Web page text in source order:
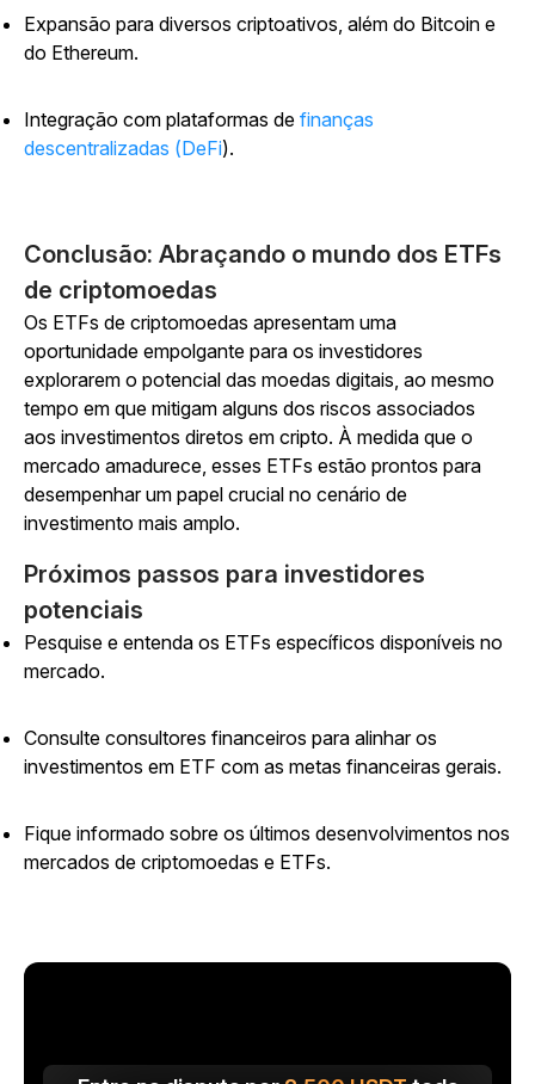
Expansão para diversos criptoativos, além do Bitcoin e
do Ethereum.
Integração com plataformas de finanças
descentralizadas (DeFi).
Conclusão: Abraçando o mundo dos ETFs
de criptomoedas
Os ETFs de criptomoedas apresentam uma
oportunidade empolgante para os investidores
explorarem o potencial das moedas digitais, ao mesmo
tempo em que mitigam alguns dos riscos associados
aos investimentos diretos em cripto. À medida que o
mercado amadurece, esses ETFs estão prontos para
desempenhar um papel crucial no cenário de
investimento mais amplo.
Próximos passos para investidores
potenciais
Pesquise e entenda os ETFs específicos disponíveis no
mercado.
Consulte consultores financeiros para alinhar os
investimentos em ETF com as metas financeiras gerais.
Fique informado sobre os últimos desenvolvimentos nos
mercados de criptomoedas e ETFs.